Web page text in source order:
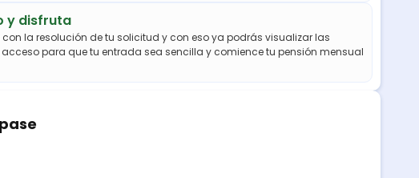
y disfruta
la resolución de tu solicitud y con eso ya podrás visualizar las
para que tu entrada sea sencilla y comience tu pensión mensual